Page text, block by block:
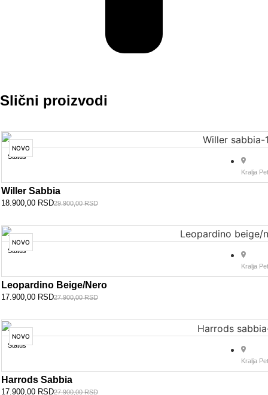
Slični proizvodi
NOVO
Status
Kralja
Willer Sabbia
29.900,00RSD
18.900,00 RSD
NOVO
Status
Kralja
Leopardino Beige/nero
27.900,00RSD
17.900,00 RSD
NOVO
Status
Kralja
Harrods Sabbia
27.900,00RSD
17.900,00 RSD